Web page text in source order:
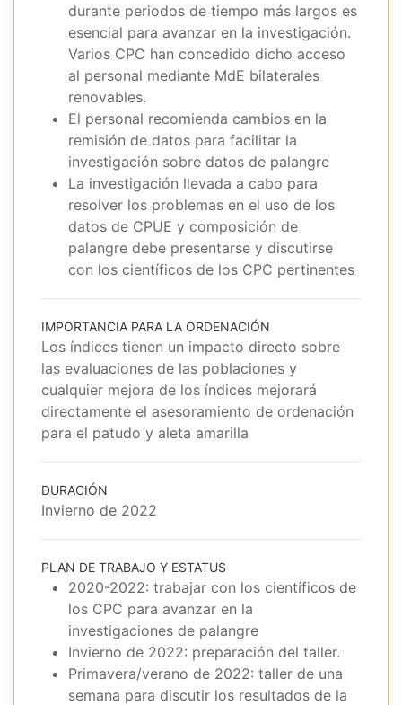
durante periodos de tiempo más largos es
esencial para avanzar en la investigación.
Varios CPC han concedido dicho acceso
al personal mediante MdE bilaterales
renovables.
El personal recomienda cambios en la
remisión de datos para facilitar la
investigación sobre datos de palangre
La investigación llevada a cabo para
resolver los problemas en el uso de los
datos de CPUE y composición de
palangre debe presentarse y discutirse
con los científicos de los CPC pertinentes
IMPORTANCIA PARA LA ORDENACIÓN
Los índices tienen un impacto directo sobre
las evaluaciones de las poblaciones y
cualquier mejora de los índices mejorará
directamente el asesoramiento de ordenación
para el patudo y aleta amarilla
DURACIÓN
Invierno de 2022
PLAN DE TRABAJO Y ESTATUS
2020-2022: trabajar con los científicos de
los CPC para avanzar en la
investigaciones de palangre
Invierno de 2022: preparación del taller.
Primavera/verano de 2022: taller de una
semana para discutir los resultados de la